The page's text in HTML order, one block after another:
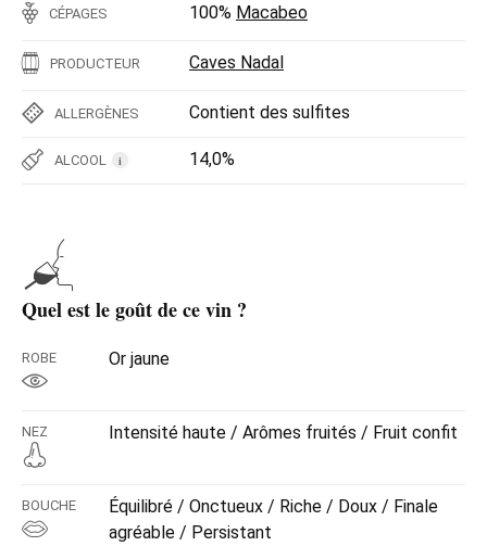
CÉPAGES 100% Macabeo
PRODUCTEUR Caves Nadal
ALLERGÈNES Contient des sulfites
ALCOOL i 14,0%
Quel est le goût de ce vin ?
ROBE Or jaune
NEZ Intensité haute / Arômes fruités / Fruit confit
BOUCHE
Équilibré / Onctueux / Riche / Doux / Finale
agréable / Persistant